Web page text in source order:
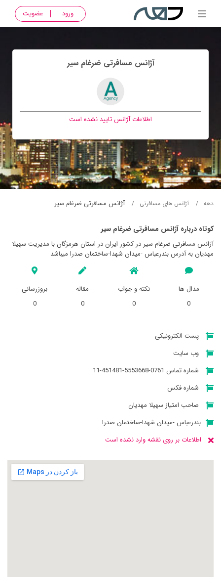
ورود عضویت
آژانس مسافرتی ضرغام سير
اطلاعات آژانس تایید نشده است
دهه آژانس های مسافرتی آژانس مسافرتی ضرغام سير
کوتاه درباره آژانس مسافرتی ضرغام سير
آژانس مسافرتی ضرغام سير در کشور ایران در استان هرمزگان با مدیریت سهيلا
مهديان به آدرس بندرعباس -ميدان شهدا-ساختمان صدرا میباشد
مدال ها
0
نکته و جواب
0
مقاله
0
بروزرسانی
0
پست الکترونیکی
وب سایت
شماره تماس 0761-5553668-451481-11
شماره فکس
صاحب امتیاز سهيلا مهديان
بندرعباس -ميدان شهدا-ساختمان صدرا
اطلاعات بر روی نقشه وارد نشده است